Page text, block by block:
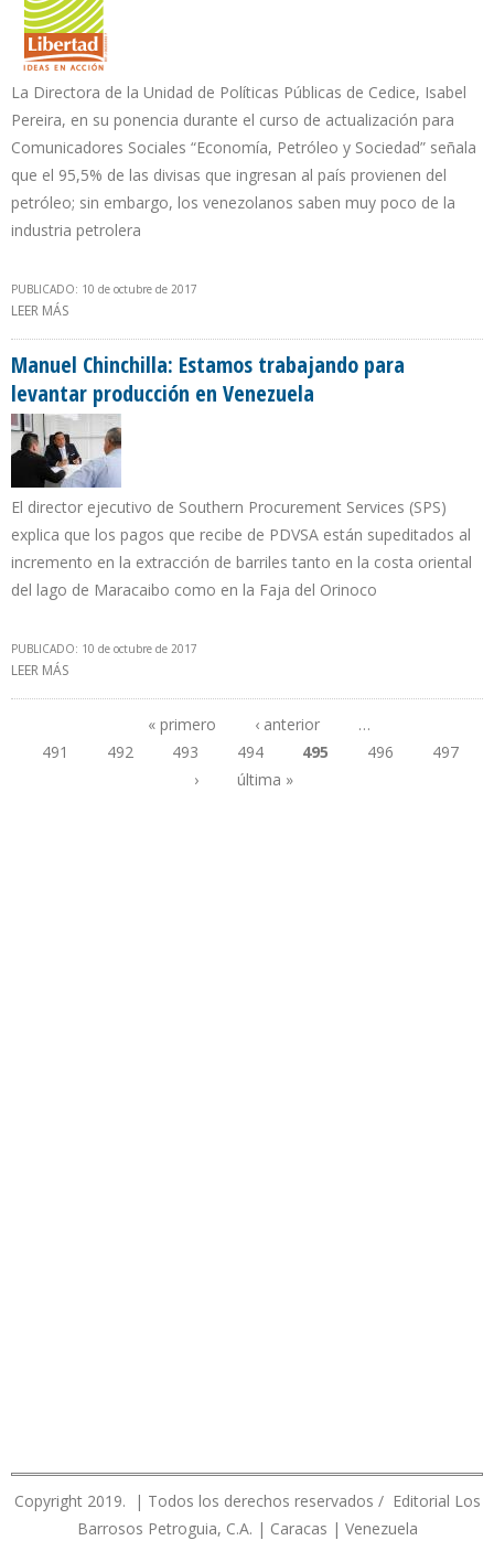
La Directora de la Unidad de Políticas Públicas de Cedice, Isabel
Pereira, en su ponencia durante el curso de actualización para
Comunicadores Sociales “Economía, Petróleo y Sociedad” señala
que el 95,5% de las divisas que ingresan al país provienen del
petróleo; sin embargo, los venezolanos saben muy poco de la
industria petrolera
PUBLICADO: 10 de octubre de 2017
LEER MÁS
Manuel Chinchilla: Estamos trabajando para
levantar producción en Venezuela
El director ejecutivo de Southern Procurement Services (SPS)
explica que los pagos que recibe de PDVSA están supeditados al
incremento en la extracción de barriles tanto en la costa oriental
del lago de Maracaibo como en la Faja del Orinoco
PUBLICADO: 10 de octubre de 2017
LEER MÁS
Páginas
« primero ‹ anterior
…
491
492 493 494 495 496
497
›
última »
Copyright 2019. | Todos los derechos reservados / Editorial Los
Barrosos Petroguia, C.A. | Caracas | Venezuela